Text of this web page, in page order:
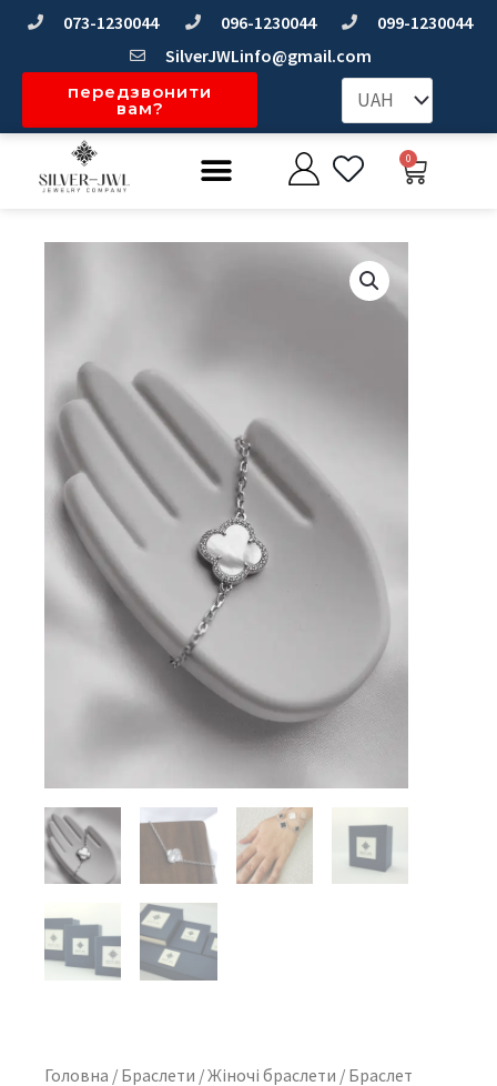
Перейти073-1230044 096-1230044
099-1230044
SilverJWLinfo@gmail.com
передзвонити
вам?
Меню 0
Головна / Браслети /Жіночі браслети / Браслет